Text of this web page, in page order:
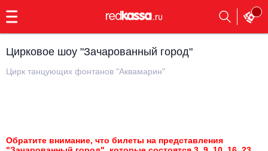
23:00
Заказать
обратный
Все события
Цирковое шоу "Зачарованный город"
Цирк танцующих фонтанов "Аквамарин"
Обратите внимание, что билеты на представления